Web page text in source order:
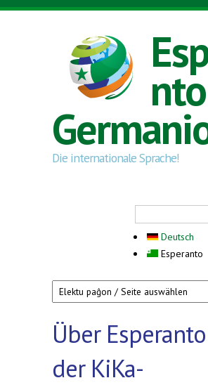
Skip to main content
Die internationale Sprache!
Deutsch
Esperanto
Über
der KiKa-